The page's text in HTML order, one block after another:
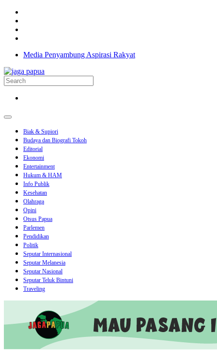
Media Penyambung Aspirasi Rakyat
Biak & Supiori
Budaya dan Biografi Tokoh
Editorial
Ekonomi
Entertainment
Hukum & HAM
Info Publik
Kesehatan
Olahraga
Opini
Otsus Papua
Parlemen
Pendidikan
Politik
Seputar Internasional
Seputar Melanesia
Seputar Nasional
Seputar Teluk Bintuni
Traveling